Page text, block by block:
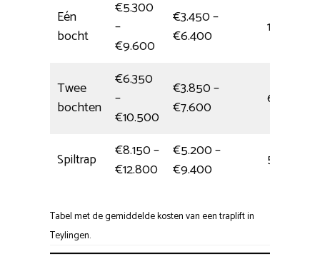
Eén
bocht
€5.300
–
€9.600
€3.450 –
€6.400
1/2 dag
Twee
bochten
€6.350
–
€10.500
€3.850 –
€7.600
6,5 uur
Spiltrap
€8.150 –
€12.800
€5.200 –
€9.400
5,5 uur
Tabel met de gemiddelde kosten van een traplift in
Teylingen.